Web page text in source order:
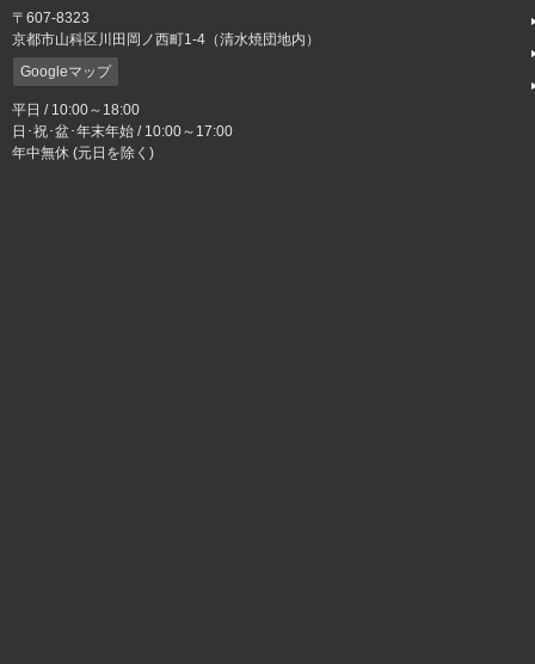
〒607-8323
京都市山科区川田岡ノ西町1-4（清水焼団地内）
Googleマップ
平日 / 10:00～18:00
日･祝･盆･年末年始 / 10:00～17:00
年中無休 (元日を除く)